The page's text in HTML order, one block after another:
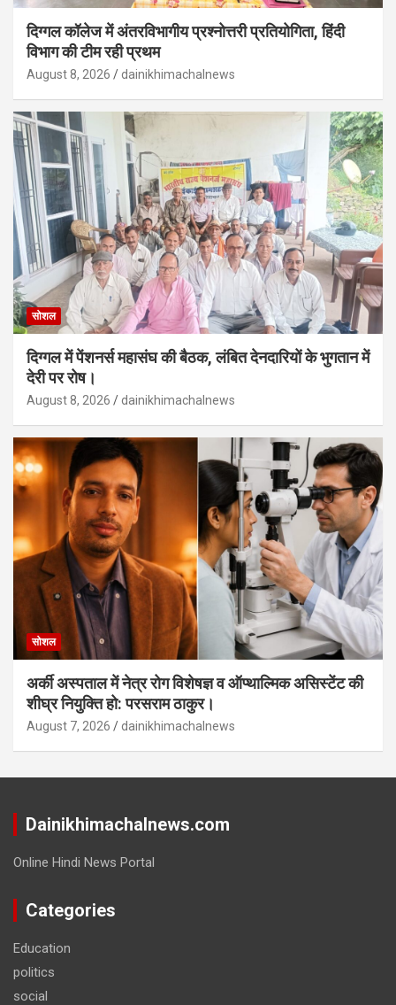
दिग्गल कॉलेज में अंतरविभागीय प्रश्नोत्तरी प्रतियोगिता, हिंदी
विभाग की टीम रही प्रथम
August 8, 2026 dainikhimachalnews
सोशल
दिग्गल में पेंशनर्स महासंघ की बैठक, लंबित देनदारियों के भुगतान में
देरी पर रोष।
August 8, 2026 dainikhimachalnews
सोशल
अर्की अस्पताल में नेत्र रोग विशेषज्ञ व ऑप्थाल्मिक असिस्टेंट की
शीघ्र नियुक्ति हो: परसराम ठाकुर।
August 7, 2026 dainikhimachalnews
Dainikhimachalnews.com
Online Hindi News Portal
Categories
Education
politics
social